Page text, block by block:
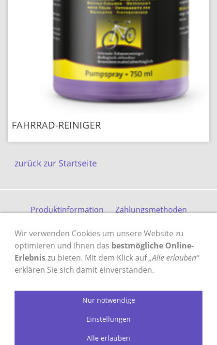
FAHRRAD-REINIGER
zurück zur Startseite
Produktinformation
Zahlungsmethoden
Datenschutz
Impressum
VERTRAG WIDERRUFEN
profilzylinder-shop.de - das Original
seit 2003
Wir verwenden Cookies um unsere Website zu
optimieren und Ihnen das bestmögliche Online-
Erlebniszu bieten. Mit dem Klick auf„Alle erlauben“
erklären Sie sich damit einverstanden.
Nur notwendige
Einstellungen
Alle erlauben